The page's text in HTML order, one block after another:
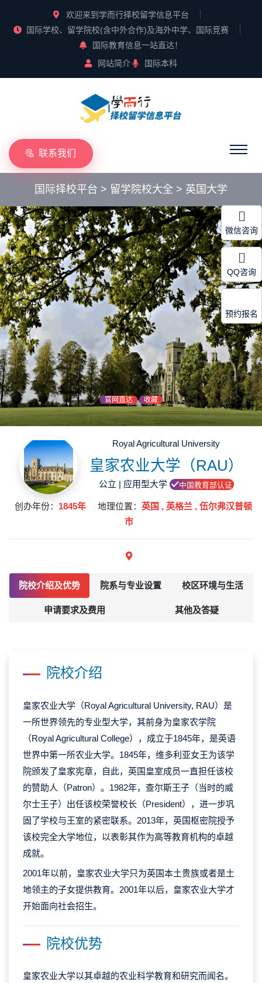
欢迎来到学而行择校留学信息平台
国际学校、留学院校(含中外合作)及海外中学、国际竞赛
国际教育信息一站直达！
网站简介
国际本科
联系我们
国际择校平台 > 留学院校大全 > 英国大学
官网直达 收藏
Royal Agricultural University
皇家农业大学（RAU）
公立 | 应用型大学 中国教育部认证
创办年份： 1845年 地理位置： 英国 , 英格兰 , 伍尔弗汉普顿
市
院校介绍及优势 院系与专业设置 校区环境与生活
申请要求及费用 其他及答疑
院校介绍
皇家农业大学（Royal Agricultural University, RAU）是
一所世界领先的专业型大学，其前身为皇家农学院
（Royal Agricultural College），成立于1845年，是英语
世界中第一所农业大学。1845年，维多利亚女王为该学
院颁发了皇家宪章，自此，英国皇室成员一直担任该校
的赞助人（Patron）。1982年，查尔斯王子（当时的威
尔士王子）出任该校荣誉校长（President），进一步巩
固了学校与王室的紧密联系。2013年，英国枢密院授予
该校完全大学地位，以表彰其作为高等教育机构的卓越
成就。
2001年以前，皇家农业大学只为英国本土贵族或者是土
地领主的子女提供教育。2001年以后，皇家农业大学才
开始面向社会招生。
院校优势
皇家农业大学以其卓越的农业科学教育和研究而闻名。
微信咨询
QQ咨询
预约报名